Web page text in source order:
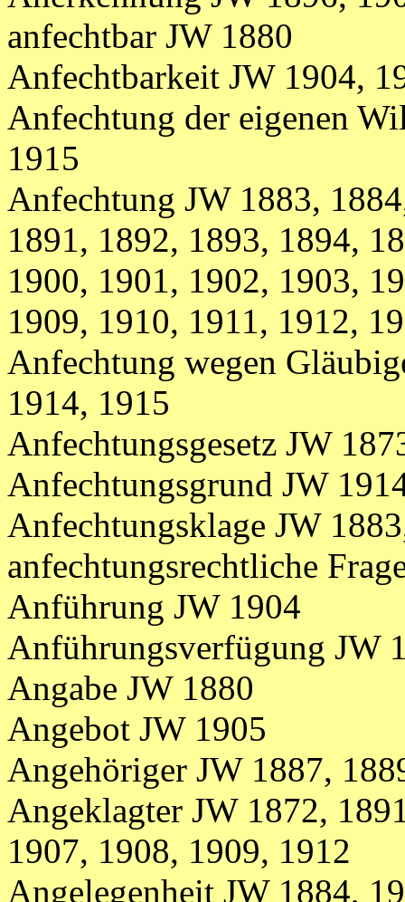
anfechtbar JW 1880
Anfechtbarkeit JW 1904,
Anfechtung der eigenen
1915
Anfechtung JW 1883,
1891, 1892, 1893, 1894,
1900, 1901, 1902, 1903,
1909, 1910, 1911, 1912,
Anfechtung wegen
1914, 1915
Anfechtungsgesetz JW
Anfechtungsgrund JW
Anfechtungsklage JW
anfechtungsrechtliche
Anführung JW 1904
Anführungsverfügung JW
Angabe JW 1880
Angebot JW 1905
Angehöriger JW 1887,
Angeklagter JW 1872,
1907, 1908, 1909, 1912
Angelegenheit JW 1884,